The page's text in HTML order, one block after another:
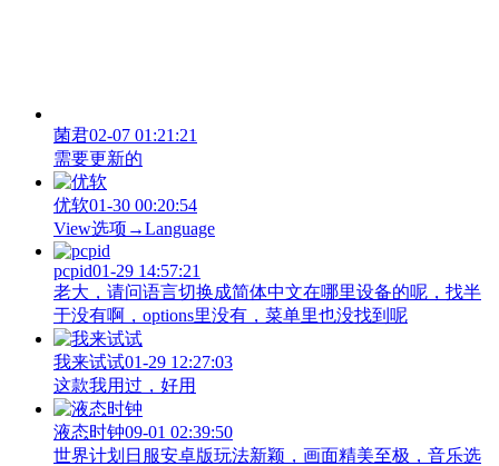
菌君02-07 01:21:21
需要更新的
优软01-30 00:20:54
View‌选项→Language
pcpid01-29 14:57:21
老大，请问语言切换成简体中文在哪里设备的呢，找半
于没有啊，options里没有，菜单里也没找到呢
我来试试01-29 12:27:03
这款我用过，好用
液态时钟09-01 02:39:50
世界计划日服安卓版玩法新颖，画面精美至极，音乐选